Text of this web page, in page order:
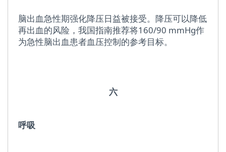
脑出血急性期强化降压日益被接受。降压可以降低
再出血的风险，我国指南推荐将160/90 mmHg作
为急性脑出血患者血压控制的参考目标。
六
呼吸